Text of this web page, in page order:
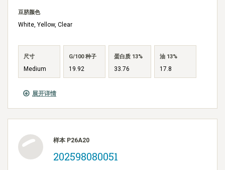
展开详情
豆脐颜色
White, Yellow, Clear
尺寸
Medium
G/100 种子
19.92
蛋白质 13%
33.76
油 13%
17.8
样本 P26A20
202598080051